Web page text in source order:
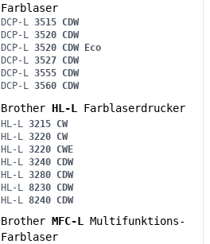
Farblaser
DCP-L
3515 CDW
DCP-L
3520 CDW
DCP-L
3520 CDW Eco
DCP-L
3527 CDW
DCP-L
3555 CDW
DCP-L
3560 CDW
Brother HL-L Farblaserdrucker
HL-L
3215 CW
HL-L
3220 CW
HL-L
3220 CWE
HL-L
3240 CDW
HL-L
3280 CDW
HL-L
8230 CDW
HL-L
8240 CDW
Brother MFC-L
Multifunktions-
Farblaser